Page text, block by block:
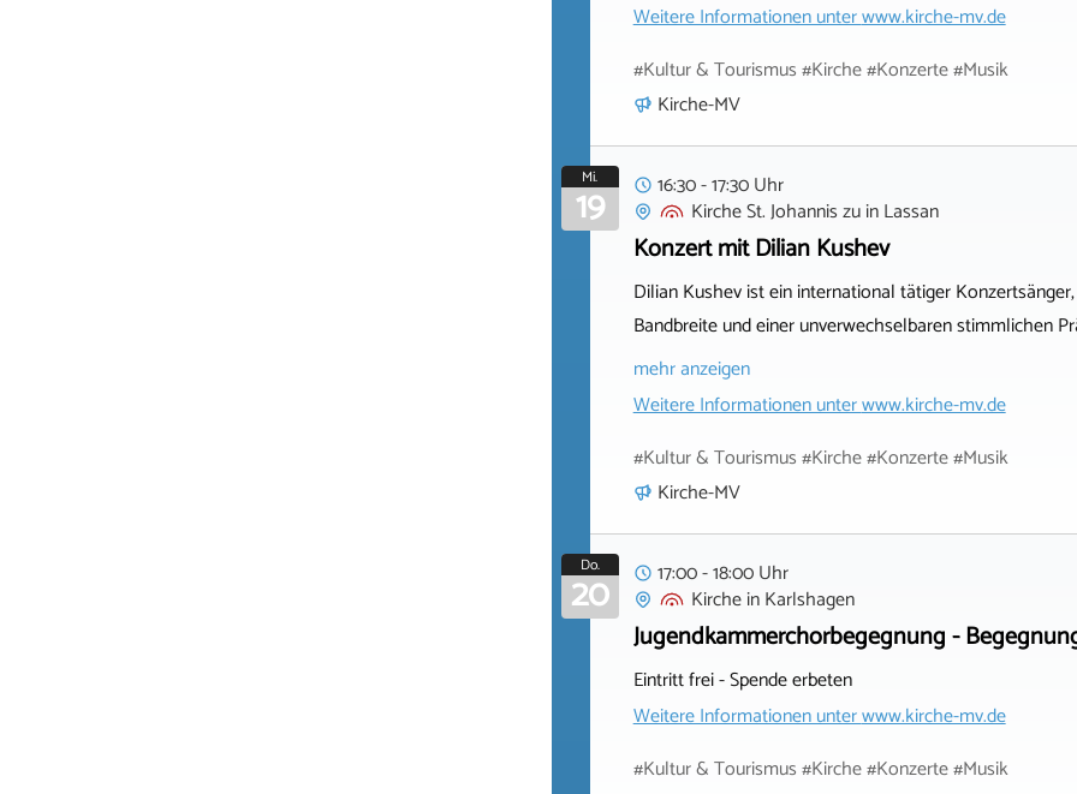
Weitere Informationen unterwww.kirche-mv.de
#Kultur & Tourismus #Kirche #Konzerte #Musik
Kirche-MV
Mi.
19
16:30 - 17:30 Uhr
Kirche St. Johannis zuinLassan
Konzert mit Dilian Kushev
Dilian Kushev ist ein international tätiger
Bandbreite und einer unverwechselbaren stimmlichen
mehr anzeigen
Weitere Informationen unterwww.kirche-mv.de
#Kultur & Tourismus #Kirche #Konzerte #Musik
Kirche-MV
Do.
20
17:00 - 18:00 Uhr
KircheinKarlshagen
Jugendkammerchorbegegnung -
Eintritt frei - Spende erbeten
Weitere Informationen unterwww.kirche-mv.de
#Kultur & Tourismus #Kirche #Konzerte #Musik